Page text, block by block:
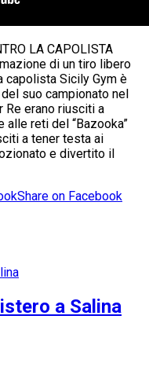
LA CAPOLISTA
di un tiro libero
capolista Sicily Gym è
suo campionato nel
Re erano riusciti a
alle reti del “Bazooka”
a tener testa ai
e divertito il
Share on Facebook
a Salina